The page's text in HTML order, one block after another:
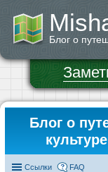
Блог о
Блог о
Ссылки FAQ